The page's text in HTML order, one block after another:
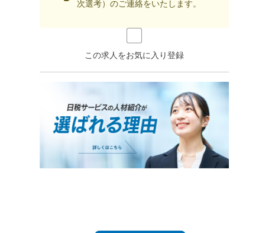
次選考）のご連絡をいたします。
この求人をお気に入り登録